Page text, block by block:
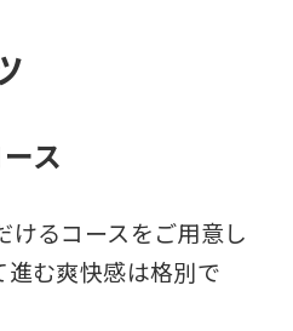
ス
けるコースをご用意し
進む爽快感は格別で